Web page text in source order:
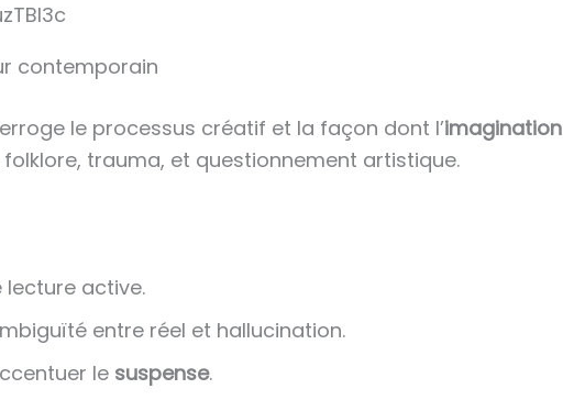
contemporain
le processus créatif et la façon dont l’imagination
trauma, et questionnement artistique.
lecture active.
entre réel et hallucination.
le suspense.